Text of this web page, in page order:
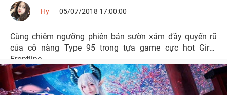
Hy 05/07/2018 17:00:00
Cùng chiêm ngưỡng phiên bản sườn xám đầy quyến rũ
của cô nàng Type 95 trong tựa game cực hot Girls'
Frontline.